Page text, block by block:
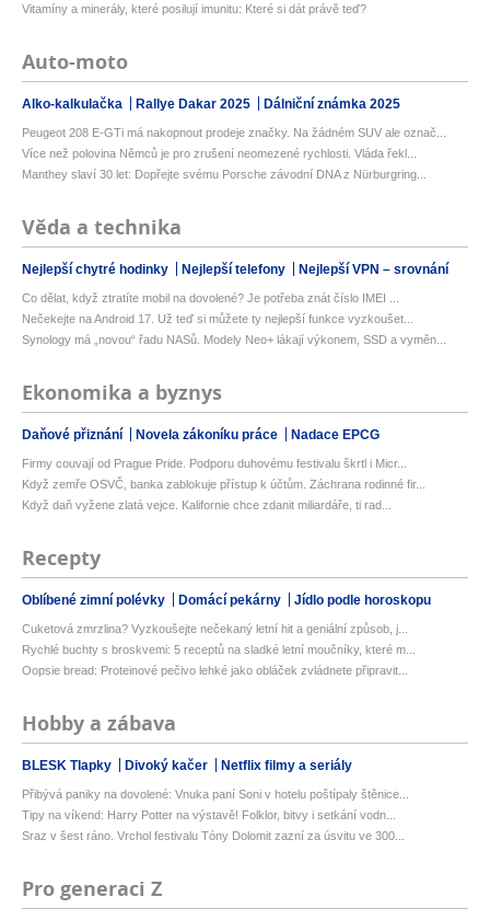
Vitamíny a minerály, které posilují imunitu: Které si dát právě teď?
Auto-moto
Alko-kalkulačka Rallye Dakar 2025 Dálniční známka 2025
Peugeot 208 E-GTi má nakopnout prodeje značky. Na žádném SUV ale označ...
Více než polovina Němců je pro zrušení neomezené rychlosti. Vláda řekl...
Manthey slaví 30 let: Dopřejte svému Porsche závodní DNA z Nürburgring...
Věda a technika
Nejlepší chytré hodinky Nejlepší telefony Nejlepší VPN – srovnání
Co dělat, když ztratíte mobil na dovolené? Je potřeba znát číslo IMEI ...
Nečekejte na Android 17. Už teď si můžete ty nejlepší funkce vyzkoušet...
Synology má „novou“ řadu NASů. Modely Neo+ lákají výkonem, SSD a vyměn...
Ekonomika a byznys
Daňové přiznání Novela zákoníku práce Nadace EPCG
Firmy couvají od Prague Pride. Podporu duhovému festivalu škrtl i Micr...
Když zemře OSVČ, banka zablokuje přístup k účtům. Záchrana rodinné fir...
Když daň vyžene zlatá vejce. Kalifornie chce zdanit miliardáře, ti rad...
Recepty
Oblíbené zimní polévky Domácí pekárny Jídlo podle horoskopu
Cuketová zmrzlina? Vyzkoušejte nečekaný letní hit a geniální způsob, j...
Rychlé buchty s broskvemi: 5 receptů na sladké letní moučníky, které m...
Oopsie bread: Proteinové pečivo lehké jako obláček zvládnete připravit...
Hobby a zábava
BLESK Tlapky Divoký kačer Netflix filmy a seriály
Přibývá paniky na dovolené: Vnuka paní Soni v hotelu poštípaly štěnice...
Tipy na víkend: Harry Potter na výstavě! Folklor, bitvy i setkání vodn...
Sraz v šest ráno. Vrchol festivalu Tóny Dolomit zazní za úsvitu ve 300...
Pro generaci Z